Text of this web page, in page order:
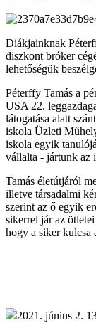
Diákjainknak
diszkont bróker
lehetőségük
Péterffy Tamás a
USA 22.
látogatása alatt
iskola Üzleti
iskola egyik
vállalta - jártunk az
Tamás életútjáról
illetve társadalmi
szerint az ő egyik
sikerrel jár az
hogy a siker kulcsa
2021. június 2.